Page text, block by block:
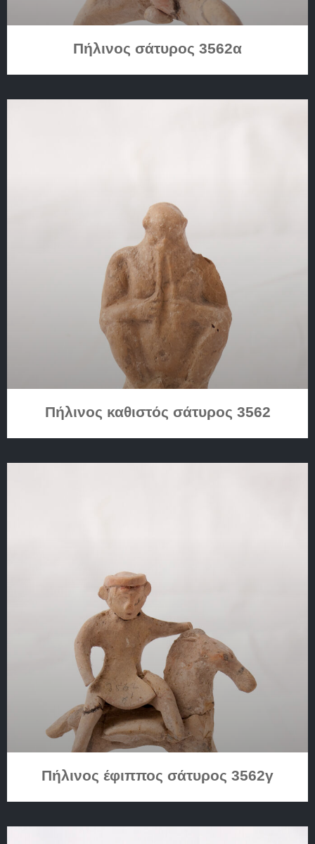
Πήλινος σάτυρος 3562α
Πήλινος καθιστός σάτυρος 3562
Πήλινος έφιππος σάτυρος 3562γ